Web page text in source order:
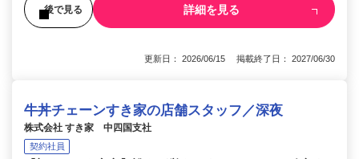
後で見る 詳細を見る
更新日： 2026/06/15 掲載終了日： 2027/06/30
牛丼チェーンすき家の店舗スタッフ／深夜
株式会社 すき家 中四国支社
契約社員